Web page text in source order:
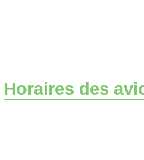
Horaires des